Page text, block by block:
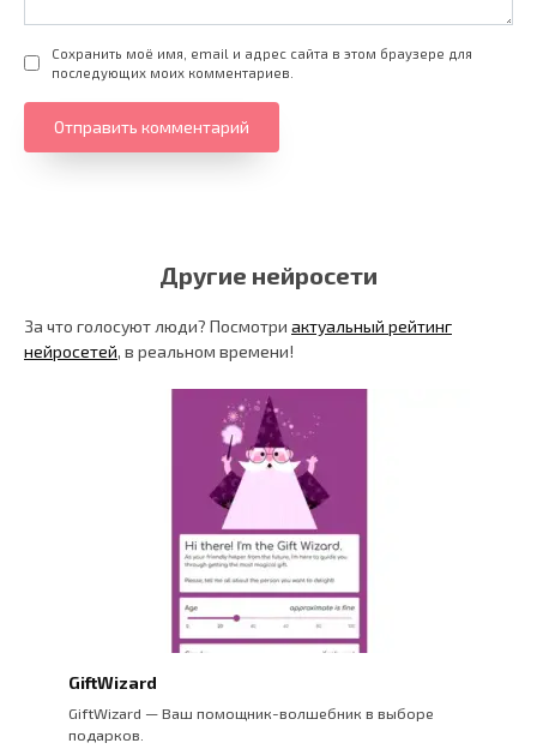
Сохранить моё имя, email и адрес сайта в этом браузере для
последующих моих комментариев.
Другие нейросети
За что голосуют люди? Посмотри актуальный рейтинг
нейросетей, в реальном времени!
GiftWizard
GiftWizard — Ваш помощник-волшебник в выборе
подарков.